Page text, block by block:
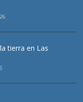
tierra en Las